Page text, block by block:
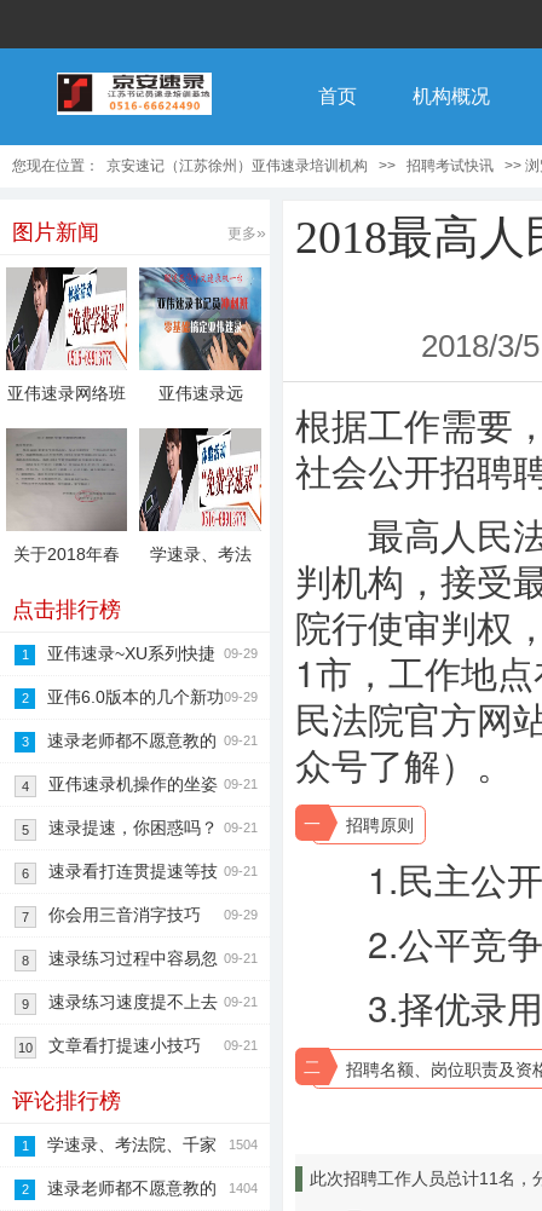
首页 机构概况
您现在位置： 京安速记（江苏徐州）亚伟速录培训机构 >> 招聘考试快讯 >>
2018最高
2018/3/
根据工作需要
社会公开招聘
最高人民法
判机构，接受
院行使审判权
1市，工作地
民法院官方网
众号了解）。
一 招聘原则
1.民主公开
2.公平竞争
3.择优录用
二 招聘名额、岗位职责及资
此次招聘工作人员总计11名，
更多»
图片新闻
亚伟速录网络班
亚伟速录远
关于2018年春
学速录、考法
点击排行榜
09-29
1 亚伟速录~XU系列快捷
键及符号（全） 09-29
2 亚伟6.0版本的几个新功
能 09-21
3 速录老师都不愿意教的
速录技巧分享 09-21
4 亚伟速录机操作的坐姿
和指法 09-21
5 速录提速，你困惑吗？
09-21
6 速录看打连贯提速等技
巧 09-29
7 你会用三音消字技巧
吗？ 09-21
8 速录练习过程中容易忽
视的两个重点 09-21
9 速录练习速度提不上去
有哪些原因 09-21
10 文章看打提速小技巧
评论排行榜
1504
1 学速录、考法院、千家
法院任你选 1404
2 速录老师都不愿意教的